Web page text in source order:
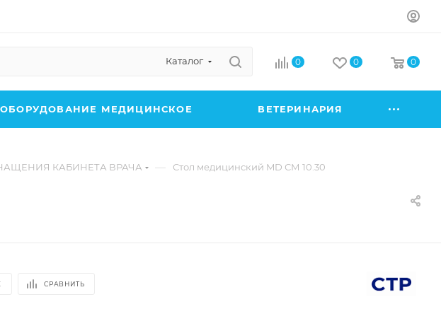
Каталог 0 0 0
ОБОРУДОВАНИЕ МЕДИЦИНСКОЕ ВЕТЕРИНАРИЯ
КАБИНЕТА ВРАЧА — Стол медицинский MD СМ 10.30
СРАВНИТЬ